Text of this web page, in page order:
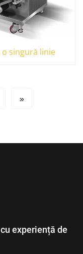
singură linie
»
experiență de